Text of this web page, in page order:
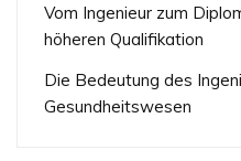
Vom Ingenieur zum
höheren Qualifikation
Die Bedeutung des
Gesundheitswesen